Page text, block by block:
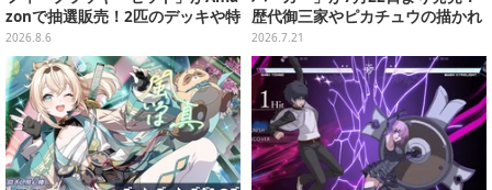
zonで抽選販売！2匹のデッキや特
別カードを収録
2026.8.6
歴代御三家やピカチュウの描かれ
たオリジナルパッケージが可愛い
2026.7.21